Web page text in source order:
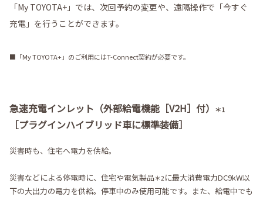
「My TOYOTA+」では、次回予約の変更や、遠隔操作で「今すぐ
充電」を行うことができます。
■「My TOYOTA+」のご利用にはT-Connect契約が必要です。
急速充電インレット（外部給電機能［V2H］付） ＊1
［プラグインハイブリッド車に標準装備］
災害時も、住宅へ電力を供給。
災害などによる停電時に、住宅や電気製品＊2に最大消費電力DC9kW以
下の大出力の電力を供給。停車中のみ使用可能です。また、給電中でも